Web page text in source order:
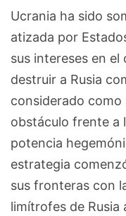
Ucrania ha sido
atizada por
sus intereses en
destruir a Rusia
considerado como
obstáculo frente a
potencia
estrategia
sus fronteras con
limítrofes de Rusia